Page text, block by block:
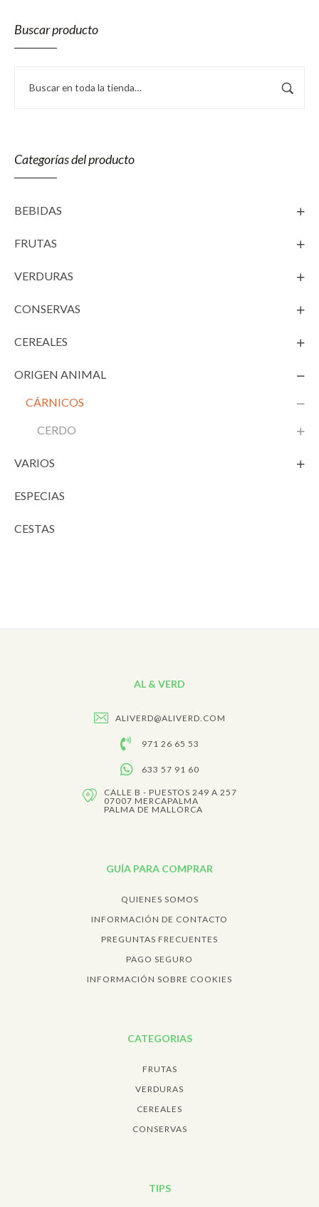
Buscar producto
Categorías del producto
BEBIDAS
FRUTAS
VERDURAS
CONSERVAS
CEREALES
ORIGEN ANIMAL
CÁRNICOS
CERDO
VARIOS
ESPECIAS
CESTAS
AL & VERD
ALIVERD@ALIVERD.COM
971 26 65 53
633 57 91 60
CALLE B - PUESTOS 249 A 257
07007 MERCAPALMA
PALMA DE MALLORCA
GUÍA PARA COMPRAR
QUIENES SOMOS
INFORMACIÓN DE CONTACTO
PREGUNTAS FRECUENTES
PAGO SEGURO
INFORMACIÓN SOBRE COOKIES
CATEGORIAS
FRUTAS
VERDURAS
CEREALES
CONSERVAS
TIPS